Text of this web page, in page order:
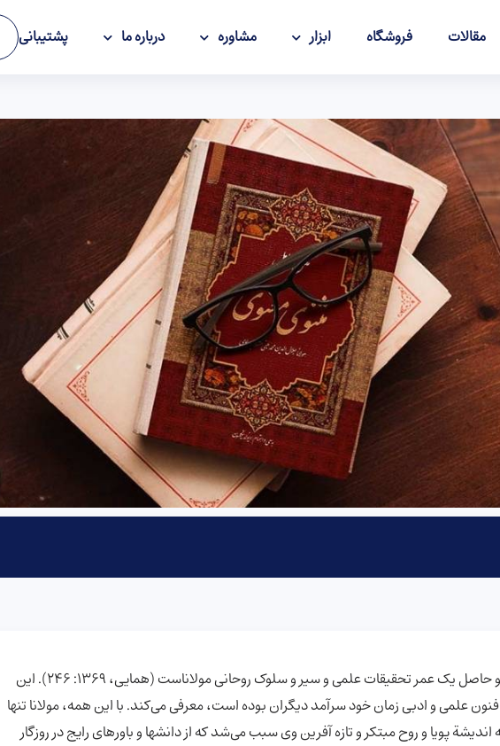
مقالات فروشگاه ابزار مشاوره درباره ما پشتیبانی
بی تردید مثنوی خلاصه و زبدة عقاید و افکار و حاصل یک عمر تحقیقات علمی و سیر و سلوک روحانی مولاناست (همایی، 1369: 246). این
علمی و ادبی زمان خود سرآمد دیگران بوده است، معرفی می‌کند. با این همه، مولانا تنها
پویا و روح مبتکر و تازه آفرین وی سبب می‌شد که از دانشها و باورهای رایج در روزگار